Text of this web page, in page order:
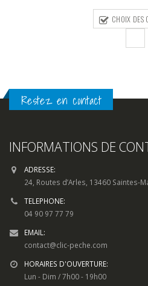
CHOIX DES
Restez en contact
INFORMATIONS DE
ADRESSE:
24, Routes d’Arles, 13460 Saintes-
TELEPHONE:
04 90 97 77 79
EMAIL:
contact@clic-peche.com
HORAIRES D'OUVERTURE:
Lun - Dim / 7h00 - 19h00